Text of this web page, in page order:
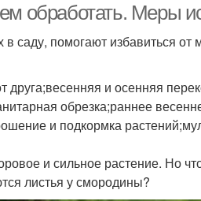
обработать. Меры
саду, помогают избавиться от
друга;весенняя и осенняя
обрезка;раннее
и подкормка
и сильное растение. Но
листья у смородины?